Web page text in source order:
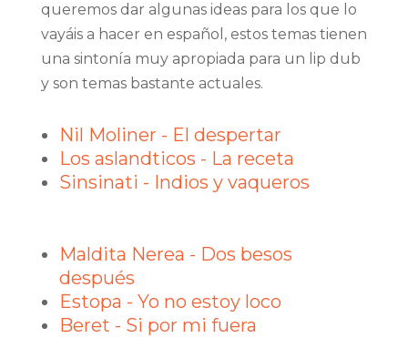
queremos dar algunas ideas para los que lo
vayáis a hacer en español, estos temas tienen
una sintonía muy apropiada para un lip dub
y son temas bastante actuales.
Nil Moliner - El despertar
Los aslandticos - La receta
Sinsinati - Indios y vaqueros
Maldita Nerea - Dos besos
después
Estopa - Yo no estoy loco
Beret - Si por mi fuera